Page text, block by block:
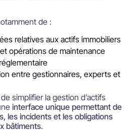
de :
relatives aux actifs immobiliers
opérations de maintenance
entre gestionnaires, experts et
simplifier la gestion d’actifs
interface unique permettant de
les incidents et les obligations
bâtiments.